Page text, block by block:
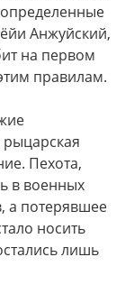
Анжуйский,
на первом
правилам.
рыцарская
Пехота,
в военных
а потерявшее
носить
лишь